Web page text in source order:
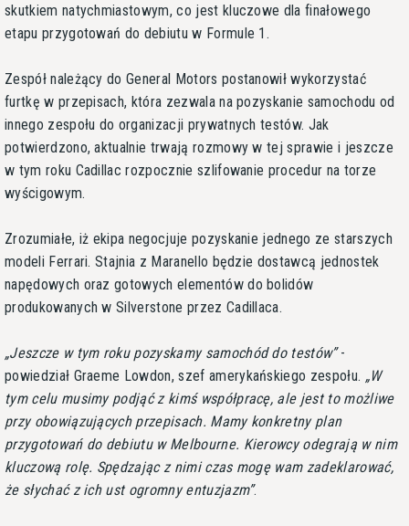
skutkiem natychmiastowym, co jest kluczowe dla finałowego
etapu przygotowań do debiutu w Formule 1.
Zespół należący do General Motors postanowił wykorzystać
furtkę w przepisach, która zezwala na pozyskanie samochodu od
innego zespołu do organizacji prywatnych testów. Jak
potwierdzono, aktualnie trwają rozmowy w tej sprawie i jeszcze
w tym roku Cadillac rozpocznie szlifowanie procedur na torze
wyścigowym.
Zrozumiałe, iż ekipa negocjuje pozyskanie jednego ze starszych
modeli Ferrari. Stajnia z Maranello będzie dostawcą jednostek
napędowych oraz gotowych elementów do bolidów
produkowanych w Silverstone przez Cadillaca.
Jeszcze w tym roku pozyskamy samochód do testów -
powiedział Graeme Lowdon, szef amerykańskiego zespołu. W
tym celu musimy podjąć z kimś współpracę, ale jest to możliwe
przy obowiązujących przepisach. Mamy konkretny plan
przygotowań do debiutu w Melbourne. Kierowcy odegrają w nim
kluczową rolę. Spędzając z nimi czas mogę wam zadeklarować,
że słychać z ich ust ogromny entuzjazm .